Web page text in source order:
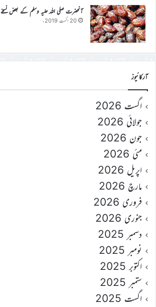
آنحضرت صلی اللہ علیہ وسلم کے بعض نسخے
20 اگست 2019ء
آرکائیوز
اگست 2026
جولائی 2026
جون 2026
مئی 2026
اپریل 2026
مارچ 2026
فروری 2026
جنوری 2026
دسمبر 2025
نومبر 2025
اکتوبر 2025
ستمبر 2025
اگست 2025